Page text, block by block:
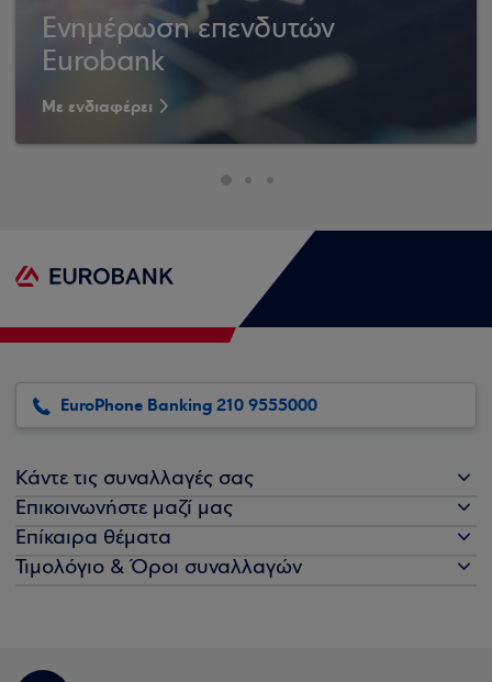
Ενημέρωση επενδυτών
Eurobank
Με ενδιαφέρει
EuroPhone Banking 210 9555000
Κάντε τις συναλλαγές σας
Επικοινωνήστε μαζί μας
Επίκαιρα θέματα
Τιμολόγιο & Όροι συναλλαγών